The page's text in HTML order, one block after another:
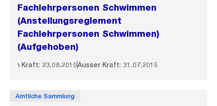
Fachlehrpersonen Schwimmen
(Anstellungsreglement
Fachlehrpersonen Schwimmen)
(Aufgehoben)
In Kraft: 23.08.2010Ausser Kraft: 31.07.2015
Amtliche Sammlung